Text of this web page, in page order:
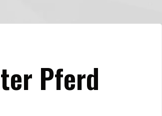
Pferd